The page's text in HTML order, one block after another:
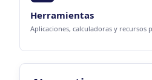
Herramientas
Aplicaciones, calculadoras y recursos